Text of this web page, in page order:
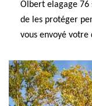
Olbert elagage 76
de les protéger
vous envoyé votre